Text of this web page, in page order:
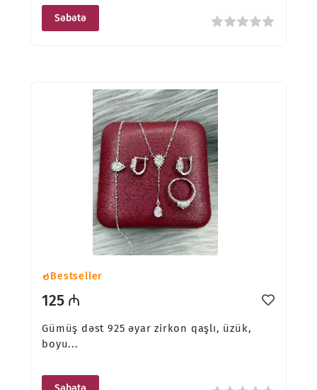
Səbətə
Bestseller
125 ₼
Gümüş dəst 925 əyar zirkon qaşlı, üzük,
boyu...